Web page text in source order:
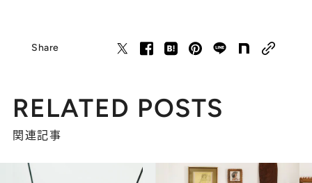
Share
RELATED POSTS
関連記事